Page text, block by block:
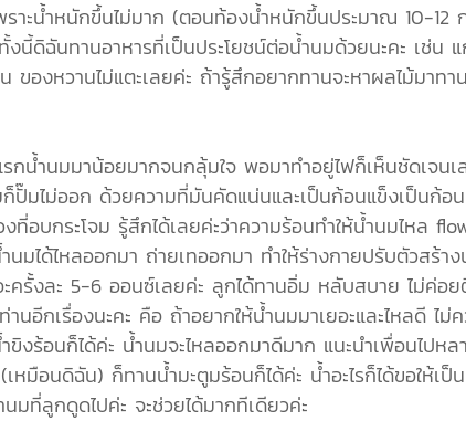
ราะน้ำหนักขึ้นไม่มาก (ตอนท้องน้ำหนักขึ้นประมาณ 10-
นี้ดิฉันทานอาหารที่เป็นประโยชน์ต่อน้ำนมด้วยนะคะ เช่
ของหวานไม่แตะเลยค่ะ ถ้ารู้สึกอยากทานจะหาผลไม้มาท
น้ำนมมาน้อยมากจนกลุ้มใจ พอมาทำอยู่ไฟก็เห็นชัดเจนเ
มไม่ออก ด้วยความที่มันคัดแน่นและเป็นก้อนแข็งเป็นก้อ
อบกระโจม รู้สึกได้เลยค่ะว่าความร้อนทำให้น้ำนมไหล
ได้ไหลออกมา ถ่ายเทออกมา ทำให้ร่างกายปรับตัวสร้า
ครั้งละ 5-6 ออนซ์เลยค่ะ ลูกได้ทานอิ่ม หลับสบาย ไม่ค่อ
กเรื่องนะคะ คือ ถ้าอยากให้น้ำนมมาเยอะและไหลดี ไม่
ร้อนก็ได้ค่ะ น้ำนมจะไหลออกมาดีมาก แนะนำเพื่อนไป
มือนดิฉัน) ก็ทานน้ำมะตูมร้อนก็ได้ค่ะ น้ำอะไรก็ได้ขอให้เ
ที่ลูกดูดไปค่ะ จะช่วยได้มากทีเดียวค่ะ